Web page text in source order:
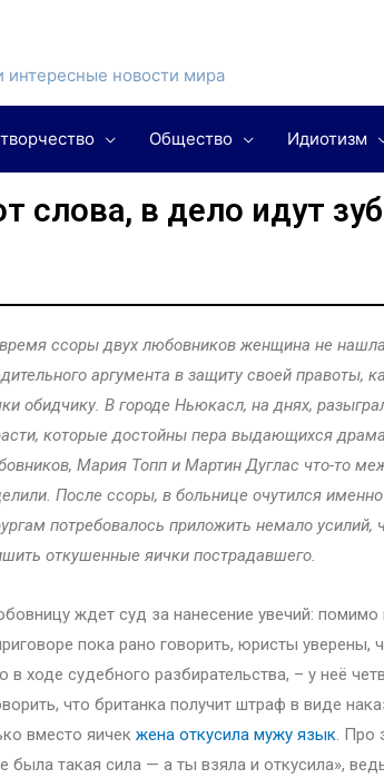
новости мира
Общество Идиотизм
слова, в дело идут
ссоры двух любовников женщина не
аргумента в защиту своей правоты,
обидчику. В городе Ньюкасл, на днях,
которые достойны пера выдающихся
Мария Топп и Мартин Дуглас что-то
После ссоры, в больнице очутился
потребовалось приложить немало усилий,
откушенные яички пострадавшего.
ждет суд за нанесение увечий: помимо
пока рано говорить, юристы уверены,
ходе судебного разбирательства, – у неё
что британка получит штраф в виде
вместо яичек жена откусила мужу язык. Про
такая сила — а ты взяла и откусила»,